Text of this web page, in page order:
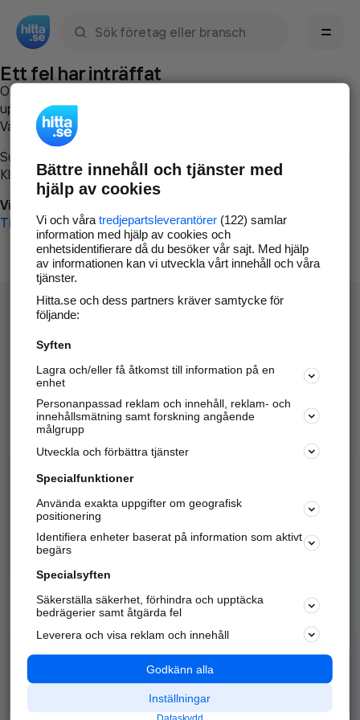
Ett fel har inträffat
Om du vill kan du
uppstod så att vi lättare och snabbare kan avhjälpa det.
Vänligen försök med följande:
Surfa till
Klicka påTillbaka-knappen i webbläsaren och försök igen
Vi beklagar besväret!
Till startsidan
Hitta.se - Gratis nummerupplysning.
Sök företag, personer och platser.
Hitta telefonnummer, adresser, företagsinfo mm.
Marknadsför företaget
Kom igång och annonsera mot
samarbetspartners nära dig.
Alla kategorier
Populära sökningar
API & Kartor
Annonsera
Integritet
Nödnummer
Bättre innehåll och tjänster med
hjälp av cookies
Vi och våra tredjepartsleverantörer(122) samlar
information med hjälp av cookies och
enhetsidentifierare då du besöker vår sajt. Med hjälp
av informationen kan vi utveckla vårt innehåll och våra
tjänster.
Hitta.se och dess partners kräver samtycke för
följande:
Syften
Lagra och/eller få åtkomst till information på en
enhet
Personanpassad reklam och innehåll, reklam- och
innehållsmätning samt forskning angående
målgrupp
Utveckla och förbättra tjänster
Specialfunktioner
Använda exakta uppgifter om geografisk
positionering
Identifiera enheter baserat på information som aktivt
begärs
Specialsyften
Säkerställa säkerhet, förhindra och upptäcka
bedrägerier samt åtgärda fel
Leverera och visa reklam och innehåll
Godkänn alla
Inställningar
Dataskydd